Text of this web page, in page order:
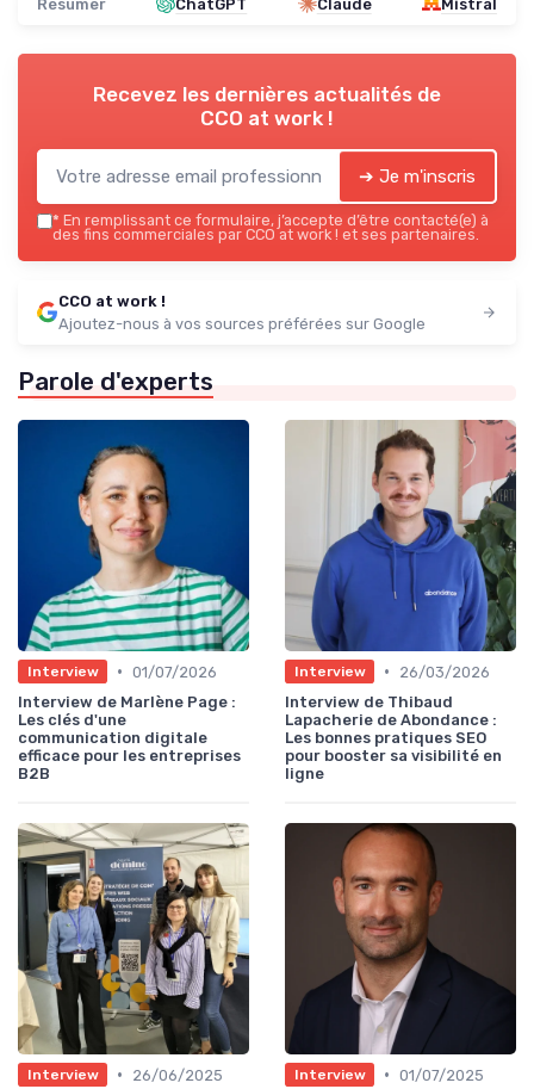
Résumer ChatGPT Claude Mistral
Recevez les dernières actualités de
CCO at work !
➔ Je m'inscris
* En remplissant ce formulaire, j’accepte d’être contacté(e) à
des fins commerciales par CCO at work ! et ses partenaires.
CCO at work !
Ajoutez-nous à vos sources préférées sur Google
Parole d'experts
Interview • 01/07/2026
Interview de Marlène Page :
Les clés d'une
communication digitale
efficace pour les entreprises
B2B
Interview •
26/03/2026
Interview de Thibaud
Lapacherie de Abondance :
Les bonnes pratiques SEO
pour booster sa visibilité en
ligne
Interview •
26/06/2025
Interview • 01/07/2025